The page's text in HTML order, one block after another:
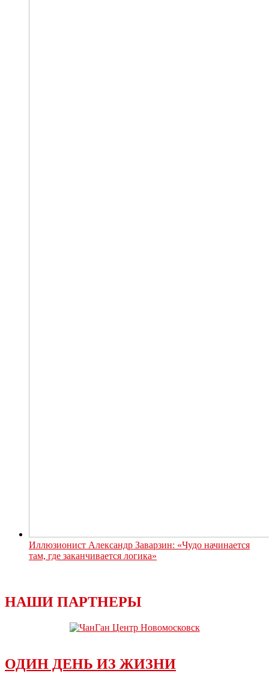
Иллюзионист Александр Заварзин: «Чудо начинается
там, где заканчивается логика»
НАШИ ПАРТНЕРЫ
ОДИН ДЕНЬ ИЗ ЖИЗНИ